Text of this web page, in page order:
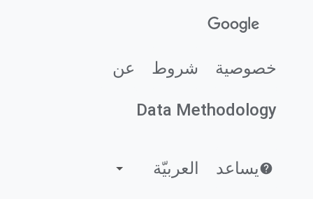
خصوصية شروط عن
Data Methodology
يساعد